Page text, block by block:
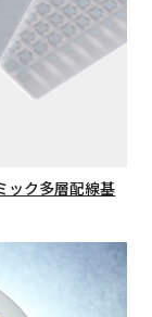
ック多層配線基